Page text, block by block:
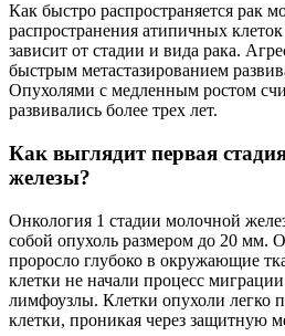
Как быстро распространяется рак
распространения атипичных
зависит от стадии и вида рака.
быстрым метастазированием
Опухолями с медленным ростом
развивались более трех лет.
Как выглядит первая
железы?
Онкология 1 стадии молочной
собой опухоль размером до 20 мм.
проросло глубоко в окружающие
клетки не начали процесс
лимфоузлы. Клетки опухоли легко
клетки, проникая через защитную